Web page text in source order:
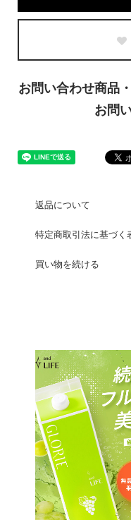
お問い合わせ商品
お問
返品について
特定商取引法に基づく
買い物を続ける